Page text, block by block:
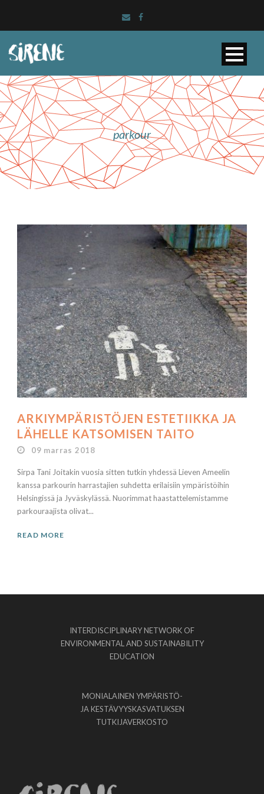
parkour
ARKIYMPÄRISTÖJEN ESTETIIKKA JA
LÄHELLE KATSOMISEN TAITO
09 marras 2018
Sirpa Tani Joitakin vuosia sitten tutkin yhdessä Lieven Ameelin
kanssa parkourin harrastajien suhdetta erilaisiin ympäristöihin
Helsingissä ja Jyväskylässä. Nuorimmat haastattelemistamme
parkouraajista olivat...
READ MORE
INTERDISCIPLINARY NETWORK OF
ENVIRONMENTAL AND SUSTAINABILITY
EDUCATION
MONIALAINEN YMPÄRISTÖ-
JA KESTÄVYYSKASVATUKSEN
TUTKIJAVERKOSTO